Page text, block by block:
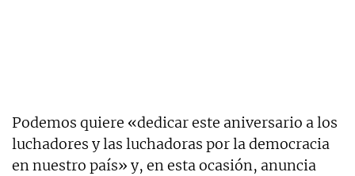
Podemos quiere «dedicar este aniversario a los
luchadores y las luchadoras por la democracia
en nuestro país» y, en esta ocasión, anuncia